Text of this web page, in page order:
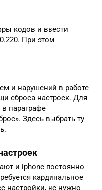
кодов и ввести
При этом
и нарушений в работе
сброса настроек. Для
в параграфе
Здесь выбрать ту
и iphone постоянно
кардинальное
настройки, не нужно